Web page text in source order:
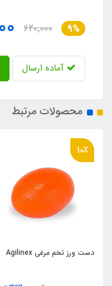
9%
620,000
آماده ارسال
محصولات مرتبط
دست ورز تخم مرغی Agilinex
10٪